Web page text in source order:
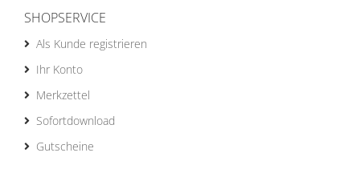
SHOPSERVICE
Als Kunde registrieren
Ihr Konto
Merkzettel
Sofortdownload
Gutscheine